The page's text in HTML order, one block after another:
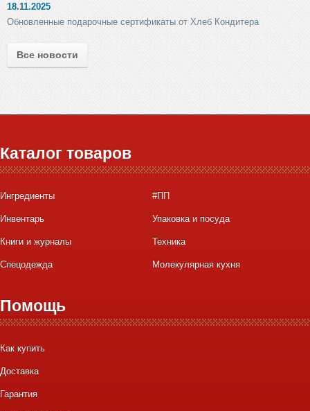
18.11.2025
Обновленные подарочные сертификаты от Хлеб Кондитера
Все новости
Каталог товаров
Ингредиенты #ПП
Инвентарь Упаковка и посуда
Книги и журналы Техника
Спецодежда Молекулярная кухня
Помощь
Как купить
Доставка
Гарантия